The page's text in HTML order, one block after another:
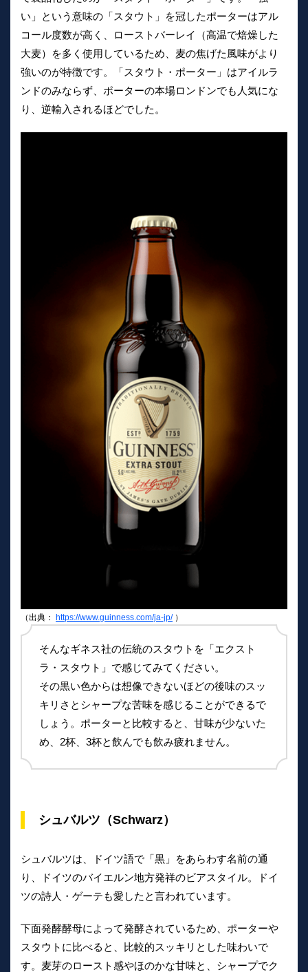
い」という意味の「スタウト」を冠したポーターはアル
コール度数が高く、ローストバーレイ（高温で焙燥した
大麦）を多く使用しているため、麦の焦げた風味がより
強いのが特徴です。「スタウト・ポーター」はアイルラ
ンドのみならず、ポーターの本場ロンドンでも人気にな
り、逆輸入されるほどでした。
（出典： https://www.guinness.com/ja-jp/）
そんなギネス社の伝統のスタウトを「エクスト
ラ・スタウト」で感じてみてください。
その黒い色からは想像できないほどの後味のスッ
キリさとシャープな苦味を感じることができるで
しょう。ポーターと比較すると、甘味が少ないた
め、2杯、3杯と飲んでも飲み疲れません。
シュバルツ（Schwarz）
シュバルツは、ドイツ語で「黒」をあらわす名前の通
り、ドイツのバイエルン地方発祥のビアスタイル。ドイ
ツの詩人・ゲーテも愛したと言われています。
下面発酵酵母によって発酵されているため、ポーターや
スタウトに比べると、比較的スッキリとした味わいで
す。麦芽のロースト感やほのかな甘味と、シャープでク